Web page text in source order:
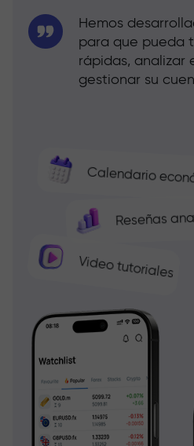
Calendario
Reseñas
Video tutoriales
Hemos
para que pueda
rápidas, analizar
gestionar su